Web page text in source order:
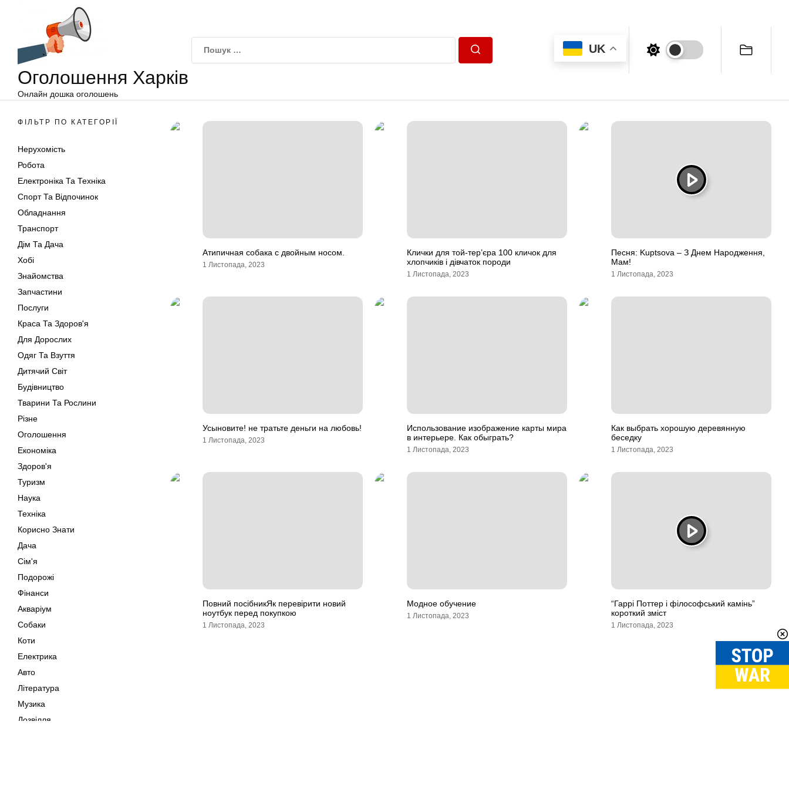
Оголошення Харків
Онлайн дошка оголошень
UK
ФІЛЬТР ПО КАТЕГОРІЇ
Нерухомість
Робота
Електроніка Та Техніка
Спорт Та Відпочинок
Обладнання
Транспорт
Дім Та Дача
Хобі
Знайомства
Запчастини
Послуги
Краса Та Здоров'я
Для Дорослих
Одяг Та Взуття
Дитячий Світ
Будівництво
Тварини Та Рослини
Різне
Оголошення
Економіка
Здоров'я
Туризм
Наука
Техніка
Корисно Знати
Дача
Сім'я
Подорожі
Фінанси
Акваріум
Собаки
Коти
Електрика
Авто
Література
Музика
Дозвілля
Атипичная собака с двойным носом.
1 Листопада, 2023
Клички для той-тер’єра 100 кличок для
хлопчиків і дівчаток породи
1 Листопада, 2023
Песня: Kuptsova – З Днем Народження,
Мам!
1 Листопада, 2023
Усыновите! не тратьте деньги на любовь!
1 Листопада, 2023
Использование изображение карты мира
в интерьере. Как обыграть?
1 Листопада, 2023
Как выбрать хорошую деревянную
беседку
1 Листопада, 2023
Повний посібникЯк перевірити новий
ноутбук перед покупкою
1 Листопада, 2023
Модное обучение
1 Листопада, 2023
“Гаррі Поттер і філософський камінь”
короткий зміст
1 Листопада, 2023